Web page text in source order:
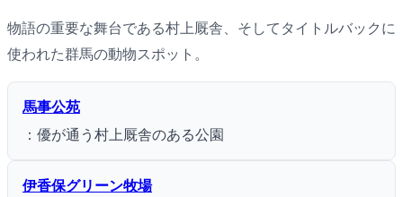
物語の重要な舞台である村上厩舎、そしてタイトルバックに
使われた群馬の動物スポット。
馬事公苑
：優が通う村上厩舎のある公園
伊香保グリーン牧場